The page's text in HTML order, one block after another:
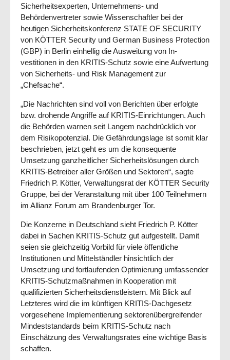
Sicher­heits­exper­ten, Unter­neh­mens- und
Behördenvertreter sowie Wissenschaftler bei der
heutigen Sicher­heits­konferenz STATE OF SECURITY
von KÖTTER Security und German Business Pro­tection
(GBP) in Berlin einhellig die Auswei­tung von In­
vestitionen in den KRITIS-Schutz sowie eine Aufwertung
von Sicher­heits- und Risk Management zur
„Chefsache“.
„Die Nachrichten sind voll von Berichten über erfolgte
bzw. drohende Angriffe auf KRITIS-Ein­rich­tun­gen. Auch
die Be­hörden warnen seit Langem nachdrücklich vor
dem Risiko­poten­zial. Die Gefähr­dungslage ist somit klar
beschrieben, jetzt geht es um die konsequente
Umsetzung ganz­heitlicher Sicher­heits­lö­sun­gen durch
KRITIS-Betreiber aller Größen und Sektoren“, sagte
Friedrich P. Kötter, Ver­wal­tungs­rat der KÖTTER Se­cu­rity
Gruppe, bei der Veranstaltung mit über 100 Teil­neh­mern
im Allianz Forum am Bran­den­bur­ger Tor.
Die Konzerne in Deutschland sieht Friedrich P. Kötter
dabei in Sachen KRITIS-Schutz gut aufgestellt. Damit
seien sie gleichzeitig Vorbild für viele öffentliche
Institutionen und Mittel­ständ­ler hinsichtlich der
Umsetzung und fortlaufenden Optimierung umfassender
KRITIS-Schutzmaßnahmen in Koope­ration mit
qualifizierten Sicherheitsdienstleistern. Mit Blick auf
Letzteres wird die im künftigen KRITIS-Dachgesetz
vorgesehene Implementierung sektoren­übergreifender
Mindest­stan­dards beim KRITIS-Schutz nach
Einschätzung des Verwaltungsrates eine wichtige Ba­sis
schaffen.